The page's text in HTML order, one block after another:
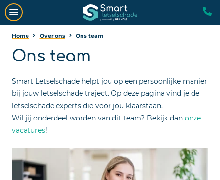
Home Over ons Ons team
Ons team
Smart Letselschade helpt jou op een persoonlijke manier
bij jouw letselschade traject. Op deze pagina vind je de
letselschade experts die voor jou klaarstaan.
Wil jij onderdeel worden van dit team? Bekijk dan onze
vacatures!